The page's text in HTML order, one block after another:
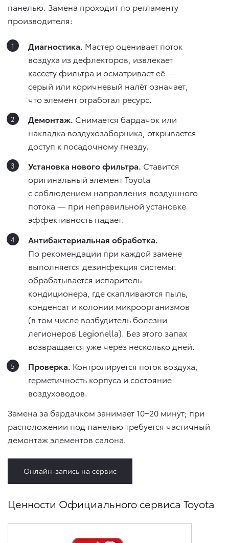
панелью. Замена проходит по регламенту
производителя:
Диагностика. Мастер оценивает поток
воздуха из дефлекторов, извлекает
кассету фильтра и осматривает её —
серый или коричневый налёт означает,
что элемент отработал ресурс.
Демонтаж. Снимается бардачок или
накладка воздухозаборника, открывается
доступ к посадочному гнезду.
Установка нового фильтра. Ставится
оригинальный элемент Toyota
с соблюдением направления воздушного
потока — при неправильной установке
эффективность падает.
Антибактериальная обработка.
По рекомендации при каждой замене
выполняется дезинфекция системы:
обрабатывается испаритель
кондиционера, где скапливаются пыль,
конденсат и колонии микроорганизмов
(в том числе возбудитель болезни
легионеров Legionella). Без этого запах
возвращается уже через несколько дней.
Проверка. Контролируется поток воздуха,
герметичность корпуса и состояние
воздуховодов.
Замена за бардачком занимает 10−20 минут; при
расположении под панелью требуется частичный
демонтаж элементов салона.
Онлайн-запись на сервис
Ценности Официального сервиса Toyota